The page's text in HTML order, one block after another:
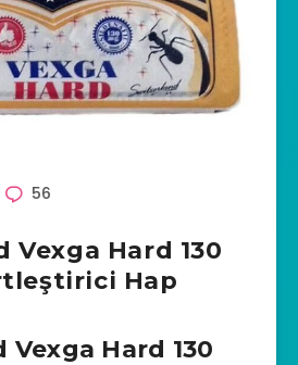
56
Vexga Hard 130
Hap
Vexga Hard 130